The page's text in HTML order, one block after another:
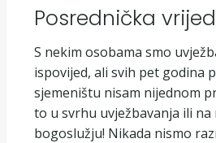
Posrednička
S nekim osobama smo
ispovijed, ali svih pet godina
sjemeništu nisam nijednom
to u svrhu uvježbavanja ili na
bogoslužju! Nikada nismo